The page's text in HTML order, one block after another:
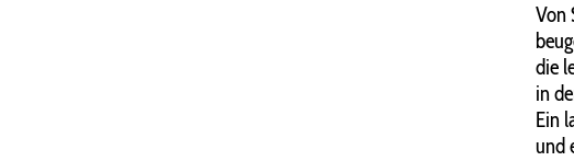
Von
die
in
Ein
und